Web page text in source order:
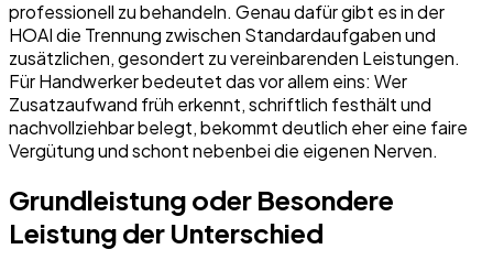
professionell zu behandeln. Genau dafür gibt es in der
HOAI die Trennung zwischen Standardaufgaben und
zusätzlichen, gesondert zu vereinbarenden Leistungen.
Für Handwerker bedeutet das vor allem eins: Wer
Zusatzaufwand früh erkennt, schriftlich festhält und
nachvollziehbar belegt, bekommt deutlich eher eine faire
Vergütung und schont nebenbei die eigenen Nerven.
Grundleistung oder Besondere
Leistung der Unterschied